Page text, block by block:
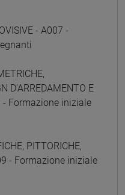
- A007 -
D'ARREDAMENTO E
- Formazione iniziale
PITTORICHE,
- Formazione iniziale